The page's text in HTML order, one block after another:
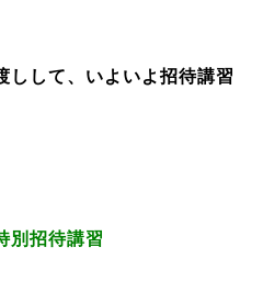
しして、いよいよ招待講習
別招待講習